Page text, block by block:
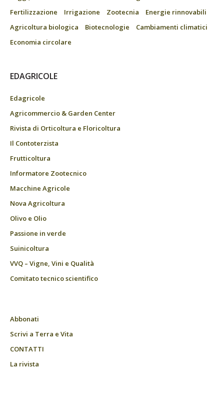
Fertilizzazione
Irrigazione Zootecnia
Energie rinnovabili
Agricoltura biologica
Biotecnologie
Cambiamenti climatici
Economia circolare
EDAGRICOLE
Edagricole
Agricommercio & Garden Center
Rivista di Orticoltura e Floricoltura
Il Contoterzista
Frutticoltura
Informatore Zootecnico
Macchine Agricole
Nova Agricoltura
Olivo e Olio
Passione in verde
Suinicoltura
VVQ – Vigne, Vini e Qualità
Comitato tecnico scientifico
Abbonati
Scrivi a Terra e Vita
CONTATTI
La rivista